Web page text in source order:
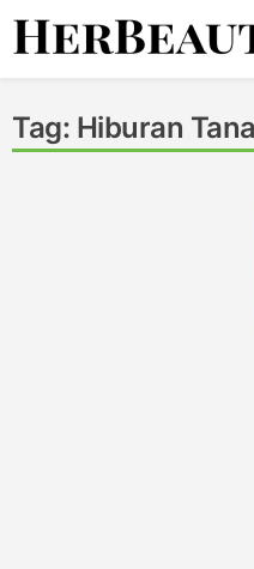
Skip
Tag: Hiburan